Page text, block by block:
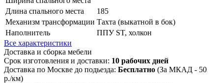
Длина спального места
185
Механизм трансформации Тахта (выкатной в бок)
Наполнитель
ППУ ST, холкон
Все характеристики
Доставка и сборка мебели
Срок изготовления и доставки: 10 рабочих дней
Доставка по Москве до подьезда: Бесплатно (За МКАД - 50
р./км)